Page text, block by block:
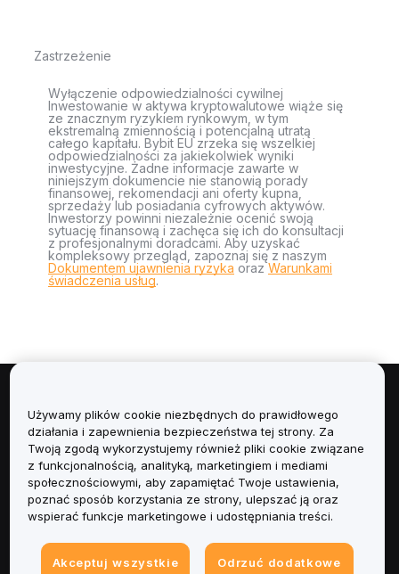
Zastrzeżenie
Wyłączenie odpowiedzialności cywilnej
Inwestowanie w aktywa kryptowalutowe wiąże się
ze znacznym ryzykiem rynkowym, w tym
ekstremalną zmiennością i potencjalną utratą
całego kapitału. Bybit EU zrzeka się wszelkiej
odpowiedzialności za jakiekolwiek wyniki
inwestycyjne. Żadne informacje zawarte w
niniejszym dokumencie nie stanowią porady
finansowej, rekomendacji ani oferty kupna,
sprzedaży lub posiadania cyfrowych aktywów.
Inwestorzy powinni niezależnie ocenić swoją
sytuację finansową i zachęca się ich do konsultacji
z profesjonalnymi doradcami. Aby uzyskać
kompleksowy przegląd, zapoznaj się z naszym
Dokumentem ujawnienia ryzyka orazWarunkami
świadczenia usług.
Informacje
Usługi
Obsługa Klienta
Używamy plików cookie niezbędnych do prawidłowego
działania i zapewnienia bezpieczeństwa tej strony. Za
Twoją zgodą wykorzystujemy również pliki cookie związane
z funkcjonalnością, analityką, marketingiem i mediami
społecznościowymi, aby zapamiętać Twoje ustawienia,
poznać sposób korzystania ze strony, ulepszać ją oraz
wspierać funkcje marketingowe i udostępniania treści.
Akceptuj wszystkie
Odrzuć dodatkowe